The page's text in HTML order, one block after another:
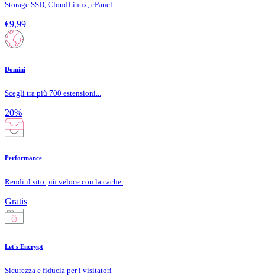
Storage SSD, CloudLinux, cPanel..
€9,99
Domini
Scegli tra più 700 estensioni...
20%
Performance
Rendi il sito più veloce con la cache.
Gratis
Let's Encrypt
Sicurezza e fiducia per i visitatori